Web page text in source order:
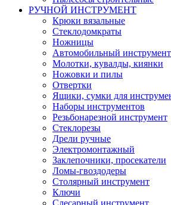
РУЧНОЙ ИНСТРУМЕНТ
Крюки вязальные
Стеклодомкраты
Ножницы
Автомобильный инструмент
Молотки, кувалды, киянки
Ножовки и пилы
Отвертки
Ящики, сумки для
Наборы инструментов
Резьбонарезной инструмент
Стеклорезы
Дрели ручные
Электромонтажный
Заклепочники, просекатели
Ломы-гвоздодеры
Столярный инструмент
Ключи
Слесарный инструмент